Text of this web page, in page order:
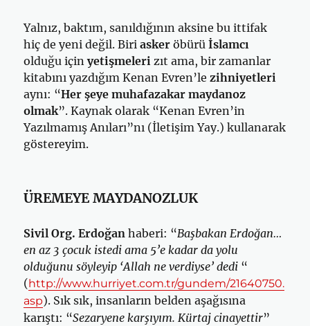
Yalnız, baktım, sanıldığının aksine bu ittifak
hiç de yeni değil. Biriasker öbürüİslamcı
olduğu içinyetişmeleri zıt ama, bir zamanlar
kitabını yazdığım Kenan Evren’lezihniyetleri
aynı: “Her şeye muhafazakar maydanoz
olmak”. Kaynak olarak “Kenan Evren’in
Yazılmamış Anıları”nı (İletişim Yay.) kullanarak
göstereyim.
ÜREMEYE MAYDANOZLUK
Sivil Org. Erdoğan haberi: “Başbakan Erdoğan…
en az 3 çocuk istedi ama 5’e kadar da yolu
olduğunu söyleyip ‘Allah ne verdiyse’ dedi “
(http://www.hurriyet.com.tr/gundem/21640750.
asp). Sık sık, insanların belden aşağısına
karıştı: “Sezaryene karşıyım. Kürtaj cinayettir”